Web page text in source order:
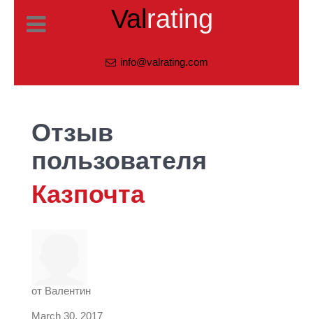
Valrating
info@valrating.com
Отзыв
пользователя
Казпочта
от Валентин
March 30, 2017